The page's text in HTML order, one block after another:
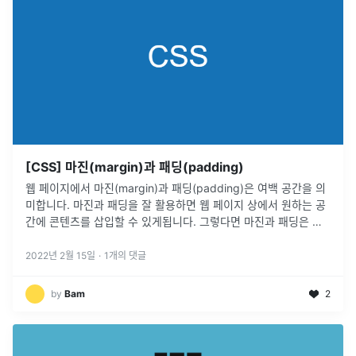
[CSS] 마진(margin)과 패딩(padding)
웹 페이지에서 마진(margin)과 패딩(padding)은 여백 공간을 의
미합니다. 마진과 패딩을 잘 활용하면 웹 페이지 상에서 원하는 공
간에 콘텐츠를 삽입할 수 있게됩니다. 그렇다면 마진과 패딩은 무
삽입하 ...
2022년 2월 15일 · 1 개의 댓글
by Bam 2